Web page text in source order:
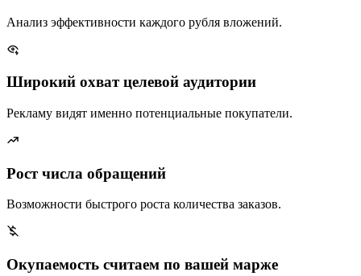
Анализ эффективности каждого рубля вложений.
Широкий охват целевой аудитории
Рекламу видят именно потенциальные покупатели.
Рост числа обращений
Возможности быстрого роста количества заказов.
Окупаемость считаем по вашей марже